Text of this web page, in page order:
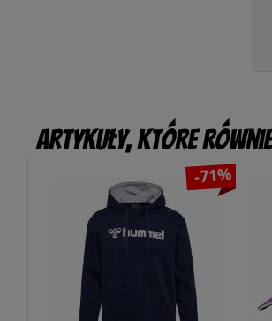
Artykuły, które
-71%